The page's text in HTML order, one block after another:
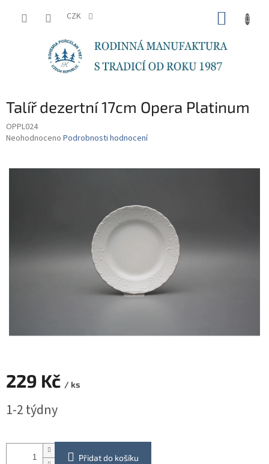
CZK
Talíř dezertní 17cm Opera Platinum
OPPL024
Průměrné
je
Neohodnoceno Podrobnosti hodnocení
229 Kč / ks
cena:
1-2 týdny
Přidat do košíku